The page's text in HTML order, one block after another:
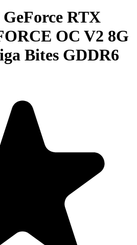
RTX
OC V2 8G
Bites GDDR6